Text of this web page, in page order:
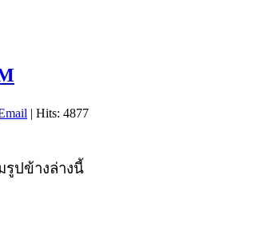
| Hits: 4877
รูปข้างล่างนี้